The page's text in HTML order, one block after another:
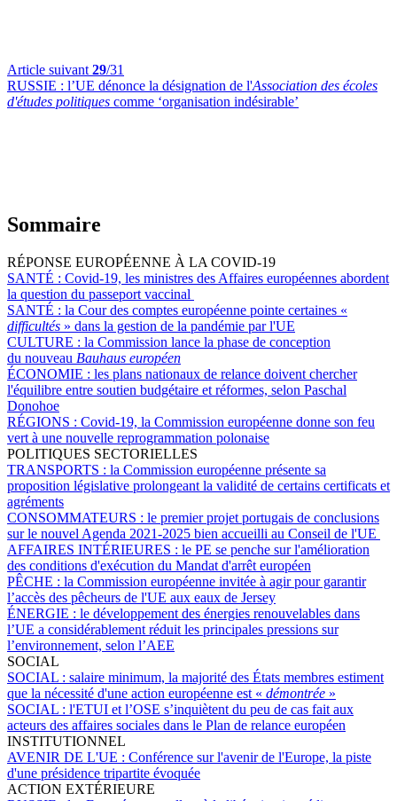
Article suivant 29/31
RUSSIE : l’UE dénonce la désignation de l'Association des écoles
d'études politiques comme ‘organisation indésirable’
Sommaire
RÉPONSE EUROPÉENNE À LA COVID-19
SANTÉ : Covid-19, les ministres des Affaires européennes abordent
la question du passeport vaccinal
SANTÉ : la Cour des comptes européenne pointe certaines «
difficultés » dans la gestion de la pandémie par l'UE
CULTURE : la Commission lance la phase de conception
du nouveau Bauhaus européen
ÉCONOMIE : les plans nationaux de relance doivent chercher
l'équilibre entre soutien budgétaire et réformes, selon Paschal
Donohoe
RÉGIONS : Covid-19, la Commission européenne donne son feu
vert à une nouvelle reprogrammation polonaise
POLITIQUES SECTORIELLES
TRANSPORTS : la Commission européenne présente sa
proposition législative prolongeant la validité de certains certificats et
agréments
CONSOMMATEURS : le premier projet portugais de conclusions
sur le nouvel Agenda 2021-2025 bien accueilli au Conseil de l'UE
AFFAIRES INTÉRIEURES : le PE se penche sur l'amélioration
des conditions d'exécution du Mandat d'arrêt européen
PÊCHE : la Commission européenne invitée à agir pour garantir
l’accès des pêcheurs de l'UE aux eaux de Jersey
ÉNERGIE : le développement des énergies renouvelables dans
l’UE a considérablement réduit les principales pressions sur
l’environnement, selon l’AEE
SOCIAL
SOCIAL : salaire minimum, la majorité des États membres estiment
que la nécessité d'une action européenne est « démontrée »
SOCIAL : l'ETUI et l’OSE s’inquiètent du peu de cas fait aux
acteurs des affaires sociales dans le Plan de relance européen
INSTITUTIONNEL
AVENIR DE L'UE : Conférence sur l'avenir de l'Europe, la piste
d'une présidence tripartite évoquée
ACTION EXTÉRIEURE